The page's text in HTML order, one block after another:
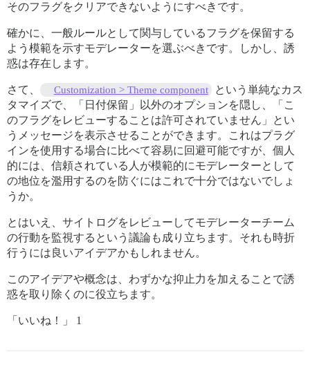
そのフラグをクリアできないようにすべきです。
確かに、一般ルールとして関与しているフラグを保留する
よう模範を示すモデレーターを選ぶべきです。しかし、誘
惑は存在します。
さて、 Customization > Theme component
という単純なカス
タマイズで、「日付保留」以外のオプションを隠し、「こ
のフラグをレビューすることは許可されていません」とい
うメッセージを表示させることができます。これはプラグ
インを使用する場合に比べて容易に回避可能ですが、個人
的には、信頼されている人が模範的にモデレーターとして
の地位を濫用するのを防ぐにはこれで十分ではないでしょ
うか。
とはいえ、サイトログをレビューしてモデレーターチーム
の行動を監視するという議論も成り立ちます。それも時折
行うには良いアイデアかもしれません。
このアイデアや概念は、わずかな抑止力を加えることで誘
惑を取り除くのに役立ちます。
「いいね！」 1